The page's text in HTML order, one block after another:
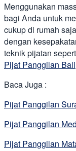
Menggunakan
bagi Anda untuk
cukup di rumah
dengan
teknik pijatan
Pijat Panggilan Bali
Baca Juga :
Pijat Panggilan
Pijat Panggilan
Pijat Panggilan